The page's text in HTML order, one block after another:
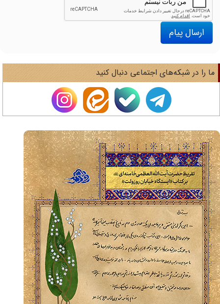
ارسال پیام
را در شبکه‌های اجتماعی دنبال کنید